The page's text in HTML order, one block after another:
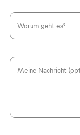
Worum geht es?
Meine Nachricht